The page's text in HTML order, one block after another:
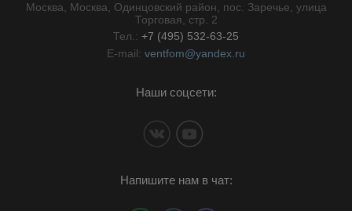
Москва, Москва, Одинцовский район, пос. Заречье, улица
Торговая, стр. 2
Тел.: +7 (495) 532-63-25
E-mail: ventfom@yandex.ru
Наши соцсети:
Напишите нам в чат: